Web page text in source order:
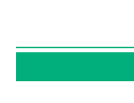
در نقش Klant in